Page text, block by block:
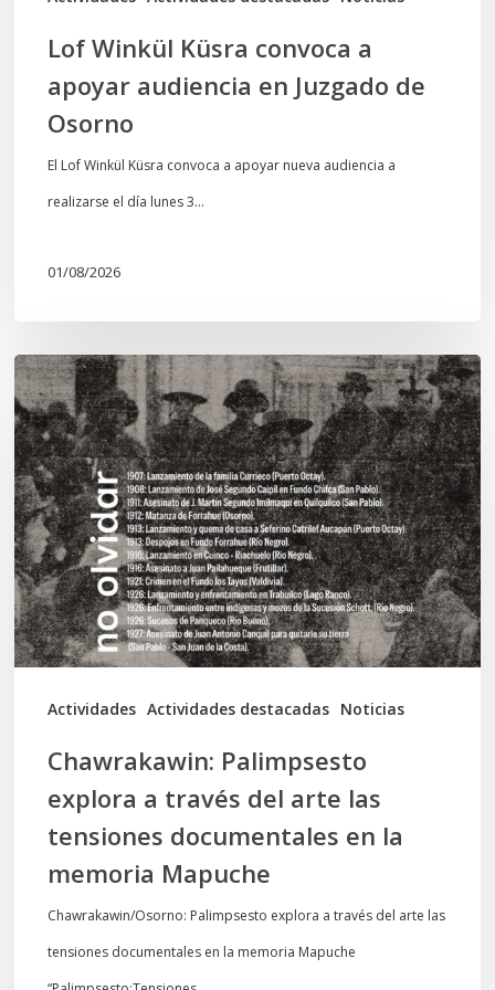
Lof Winkül Küsra convoca a
apoyar audiencia en Juzgado de
Osorno
El Lof Winkül Küsra convoca a apoyar nueva audiencia a
realizarse el día lunes 3…
01/08/2026
Actividades Actividades destacadas Noticias
Chawrakawin:
Palimpsesto
explora
a
través
del
arte
las
tensiones
documentales
memoria
Mapuche
Chawrakawin: Palimpsesto
explora a través del arte las
tensiones documentales en la
memoria Mapuche
Chawrakawin/Osorno: Palimpsesto explora a través del arte las
tensiones documentales en la memoria Mapuche